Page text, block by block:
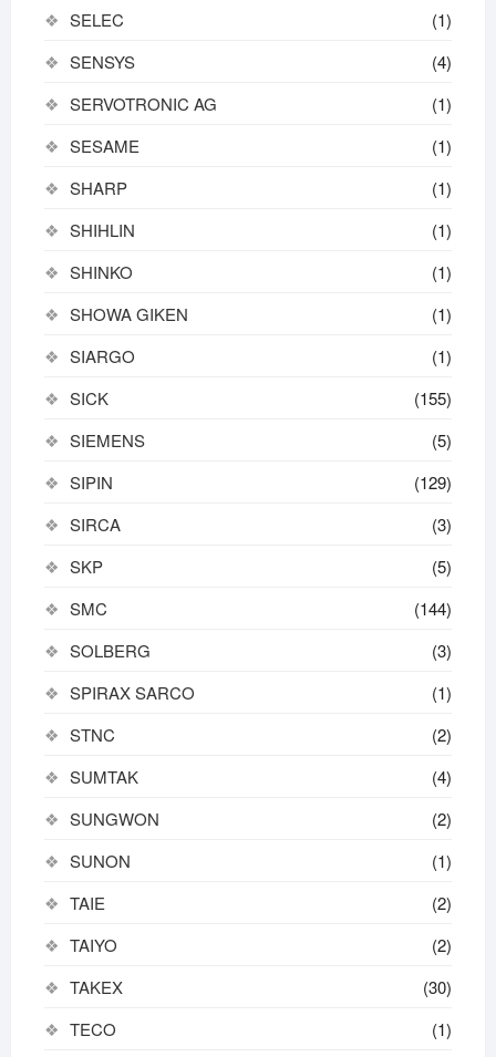
SELEC
(1)
SENSYS
(4)
SERVOTRONIC AG
(1)
SESAME
(1)
SHARP
(1)
SHIHLIN
(1)
SHINKO
(1)
SHOWA GIKEN
(1)
SIARGO
(1)
SICK
(155)
SIEMENS
(5)
SIPIN
(129)
SIRCA
(3)
SKP
(5)
SMC
(144)
SOLBERG
(3)
SPIRAX SARCO
(1)
STNC
(2)
SUMTAK
(4)
SUNGWON
(2)
SUNON
(1)
TAIE
(2)
TAIYO
(2)
TAKEX
(30)
TECO
(1)